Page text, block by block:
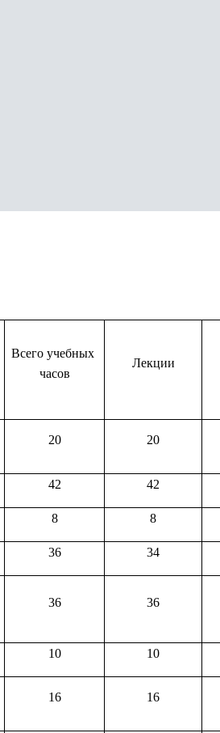
Всего учебных
часов
Лекции
20 20
42 42
8 8
36 34
36 36
10 10
16 16